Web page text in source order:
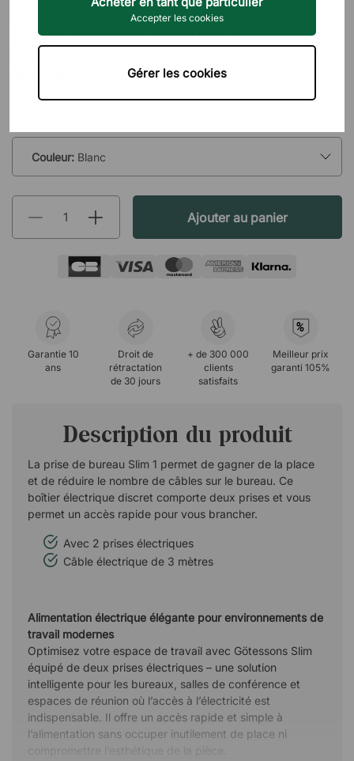
Accepter les cookies
Gérer les cookies
Prise de bureau slim 1
Couleur: Blanc
Ajouter au panier
Garantie 10
ans
Droit de
rétractation
de 30 jours
+ de 300 000
clients
satisfaits
%
Meilleur prix
garanti 105%
Description du produit
La prise de bureau Slim 1 permet de gagner de la place
et de réduire le nombre de câbles sur le bureau. Ce
boîtier électrique discret comporte deux prises et vous
permet un accès rapide pour vous brancher.
Avec 2 prises électriques
Câble électrique de 3 mètres
Alimentation électrique élégante pour environnements de
travail modernes
Optimisez votre espace de travail avec Götessons Slim
équipé de deux prises électriques – une solution
intelligente pour les bureaux, salles de conférence et
espaces de réunion où l’accès à l’électricité est
indispensable. Il offre un accès rapide et simple à
l’alimentation sans occuper inutilement de place ni